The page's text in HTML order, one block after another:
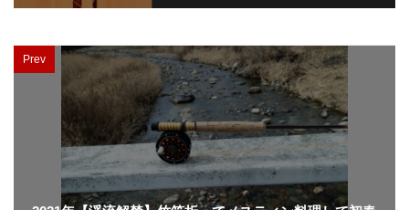
Prev